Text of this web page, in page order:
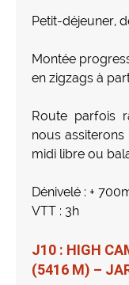
Petit-déjeuner,
Montée
en zigzags à
Route parfois
nous
midi libre ou
Dénivelé : +
VTT : 3h
J10 : HIGH
(5416 M) –